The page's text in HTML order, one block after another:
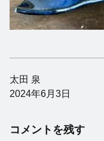
太田 泉
2024年6月3日
コメントを残す